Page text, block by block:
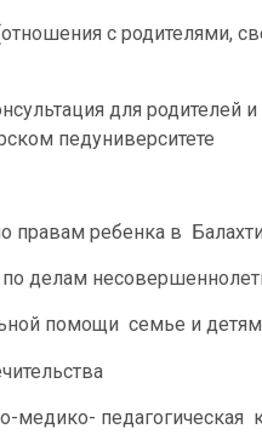
с родителями,
для родителей и
педуниверситете
правам ребенка в
делам
помощи семье и детям
медико- педагогическая